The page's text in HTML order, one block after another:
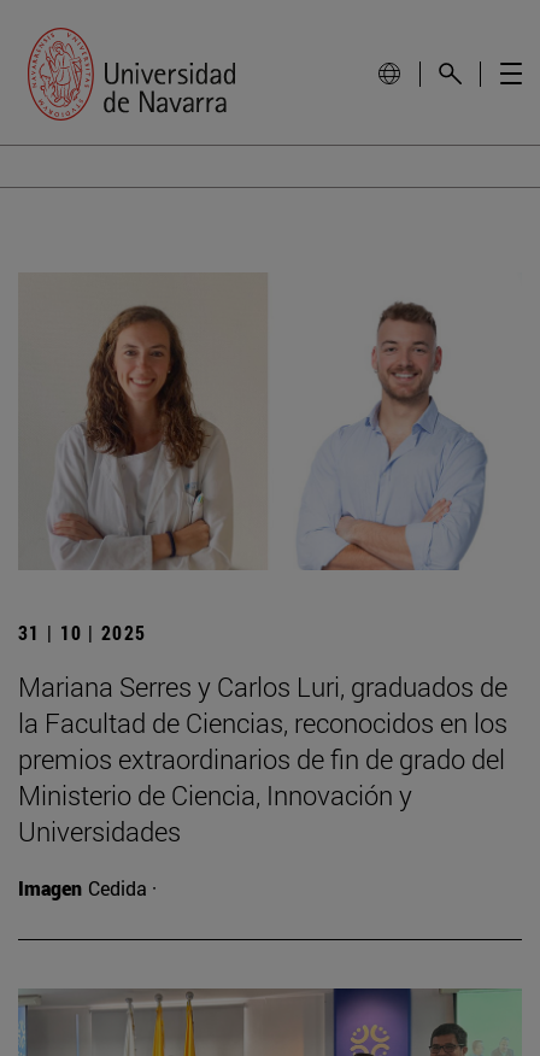
31 | 10 | 2025
Mariana Serres y Carlos Luri, graduados de
la Facultad de Ciencias, reconocidos en los
premios extraordinarios de fin de grado del
Ministerio de Ciencia, Innovación y
Universidades
Imagen Cedida ·